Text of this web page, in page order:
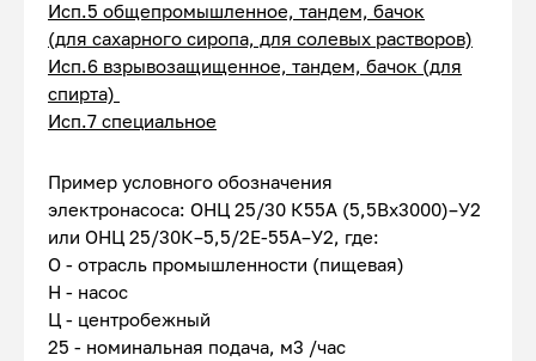
Исп.5 общепромышленное, тандем, бачок
(для сахарного сиропа, для солевых растворов)
Исп.6 взрывозащищенное, тандем, бачок (для
спирта)
Исп.7 специальное
Пример условного обозначения
электронасоса: ОНЦ 25/30 К55А (5,5Вх3000)–У2
или ОНЦ 25/30К–5,5/2Е-55А–У2, где:
О - отрасль промышленности (пищевая)
Н - насос
Ц - центробежный
25 - номинальная подача, м3 /час